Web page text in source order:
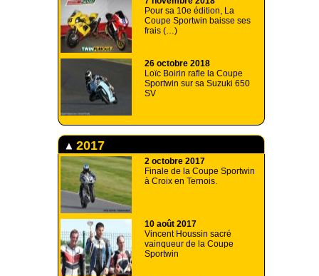
Pour sa 10e édition, La
Coupe Sportwin baisse ses
frais (…)
26 octobre 2018
Loïc Boirin rafle la Coupe
Sportwin sur sa Suzuki 650
SV
2017
2 octobre 2017
Finale de la Coupe Sportwin
à Croix en Ternois.
10 août 2017
Vincent Houssin sacré
vainqueur de la Coupe
Sportwin